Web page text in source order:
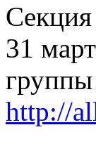
31
http://